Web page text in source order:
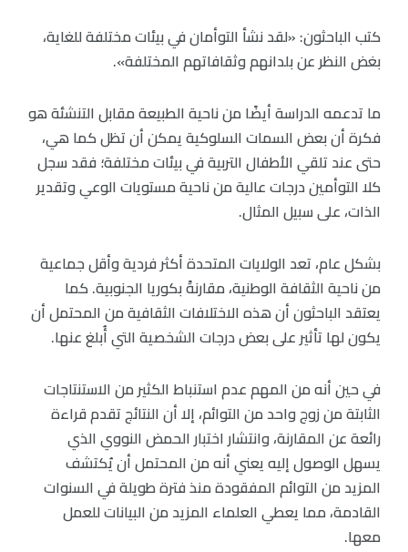
كتب الباحثون: «لقد نشأ التوأمان في بيئات مختلفة للغاية،
بغض النظر عن بلدانهم وثقافاتهم المختلفة».
ما تدعمه الدراسة أيضًا من ناحية الطبيعة مقابل التنشئة هو
فكرة أن بعض السمات السلوكية يمكن أن تظل كما هي،
حتى عند تلقي الأطفال التربية في بيئات مختلفة؛ فقد سجل
كلا التوأمين درجات عالية من ناحية مستويات الوعي وتقدير
الذات، على سبيل المثال.
بشكل عام، تعد الولايات المتحدة أكثر فردية وأقل جماعية
من ناحية الثقافة الوطنية، مقارنةً بكوريا الجنوبية. كما
يعتقد الباحثون أن هذه الاختلافات الثقافية من المحتمل أن
يكون لها تأثير على بعض درجات الشخصية التي أُبلغ عنها.
في حين أنه من المهم عدم استنباط الكثير من الاستنتاجات
الثابتة من زوج واحد من التوائم، إلا أن النتائج تقدم قراءة
رائعة عن المقارنة، وانتشار اختبار الحمض النووي الذي
يسهل الوصول إليه يعني أنه من المحتمل أن يُكتشف
المزيد من التوائم المفقودة منذ فترة طويلة في السنوات
القادمة، مما يعطي العلماء المزيد من البيانات للعمل
معها.